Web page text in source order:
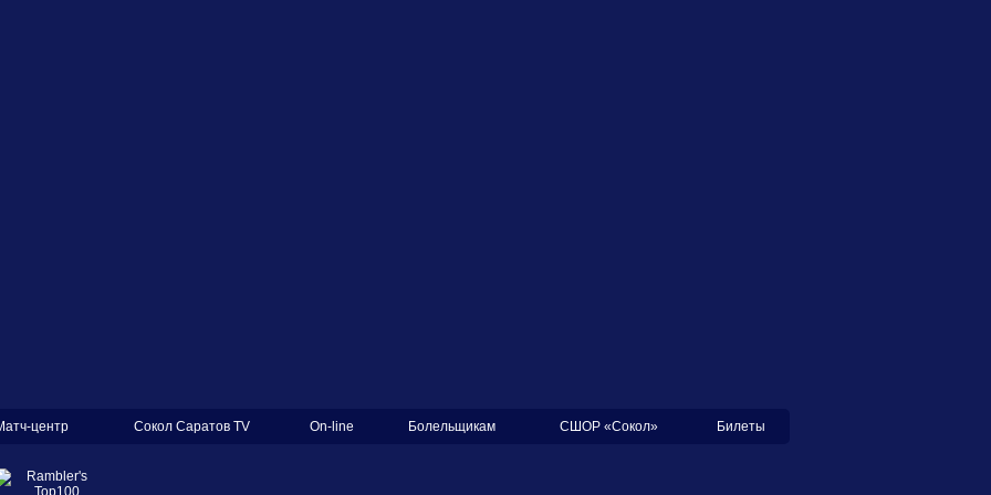
центр Сокол Саратов TV On-line Болельщикам СШОР «Сокол» Билеты